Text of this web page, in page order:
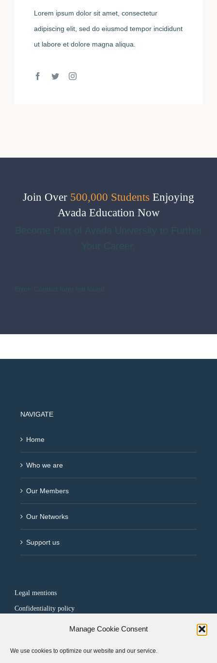
Manage Cookie Consent
We use cookies to optimize our website and our service.
Lorem ipsum dolor sit amet, consectetur
adipiscing elit, sed do eiusmod tempor incididunt
ut labore et dolore magna aliqua.
Join Over 500,000 Students Enjoying
Avada Education Now
NAVIGATE
Home
Who we are
Our Members
Our Networks
Support us
Legal mentions
Confidentiality policy